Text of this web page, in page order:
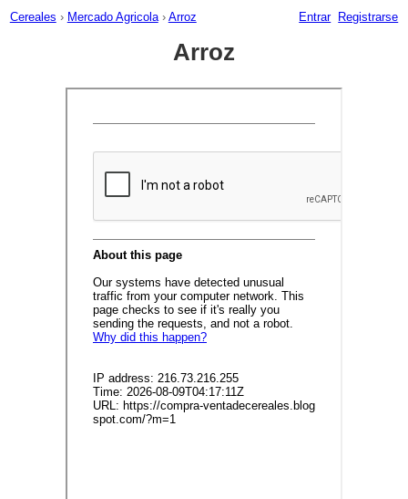
Cereales › Mercado Agricola › Arroz Entrar Registrarse
Arroz